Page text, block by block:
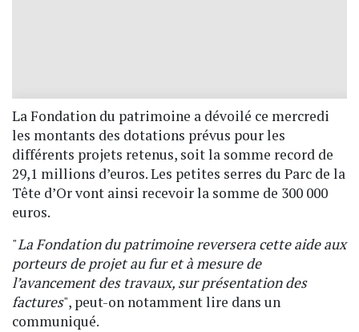
La Fondation du patrimoine a dévoilé ce mercredi
les montants des dotations prévus pour les
différents projets retenus, soit la somme record de
29,1 millions d’euros. Les petites serres du Parc de la
Tête d’Or vont ainsi recevoir la somme de 300 000
euros.
"La Fondation du patrimoine reversera cette aide aux
porteurs de projet au fur et à mesure de
l’avancement des travaux, sur présentation des
factures", peut-on notamment lire dans un
communiqué.